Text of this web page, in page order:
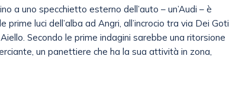
a uno specchietto esterno dell’auto – un’Audi – è
luci dell’alba ad Angri, all’incrocio tra via Dei Goti
Secondo le prime indagini sarebbe una ritorsione
un panettiere che ha la sua attività in zona,